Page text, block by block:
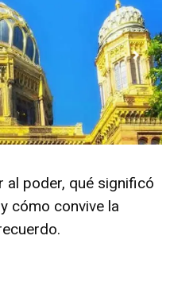
al poder, qué significó
cómo convive la